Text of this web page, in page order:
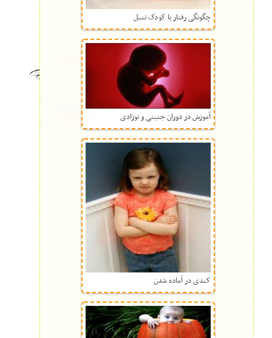
چگونگی رفتار با کودک تنبل
آموزش در دوران جنینی و نوزادی
کندی در آماده شدن